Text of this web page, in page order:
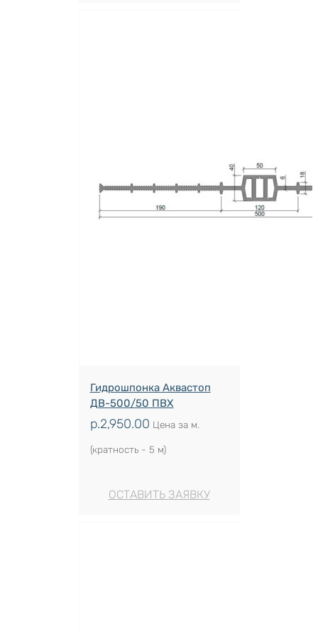
Гидрошпонка Аквастоп
ДВ-500/50 ПВХ
р.2,950.00 Цена за м.
(кратность - 5 м)
ОСТАВИТЬ ЗАЯВКУ